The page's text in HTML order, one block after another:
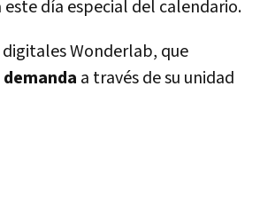
día especial del calendario.
Wonderlab, que
a través de su unidad